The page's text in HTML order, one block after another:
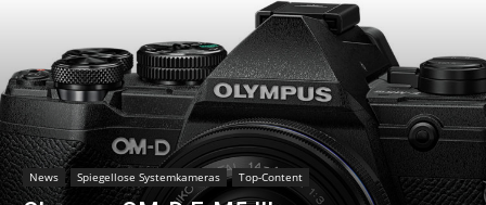
News Spiegellose Systemkameras Top-Content